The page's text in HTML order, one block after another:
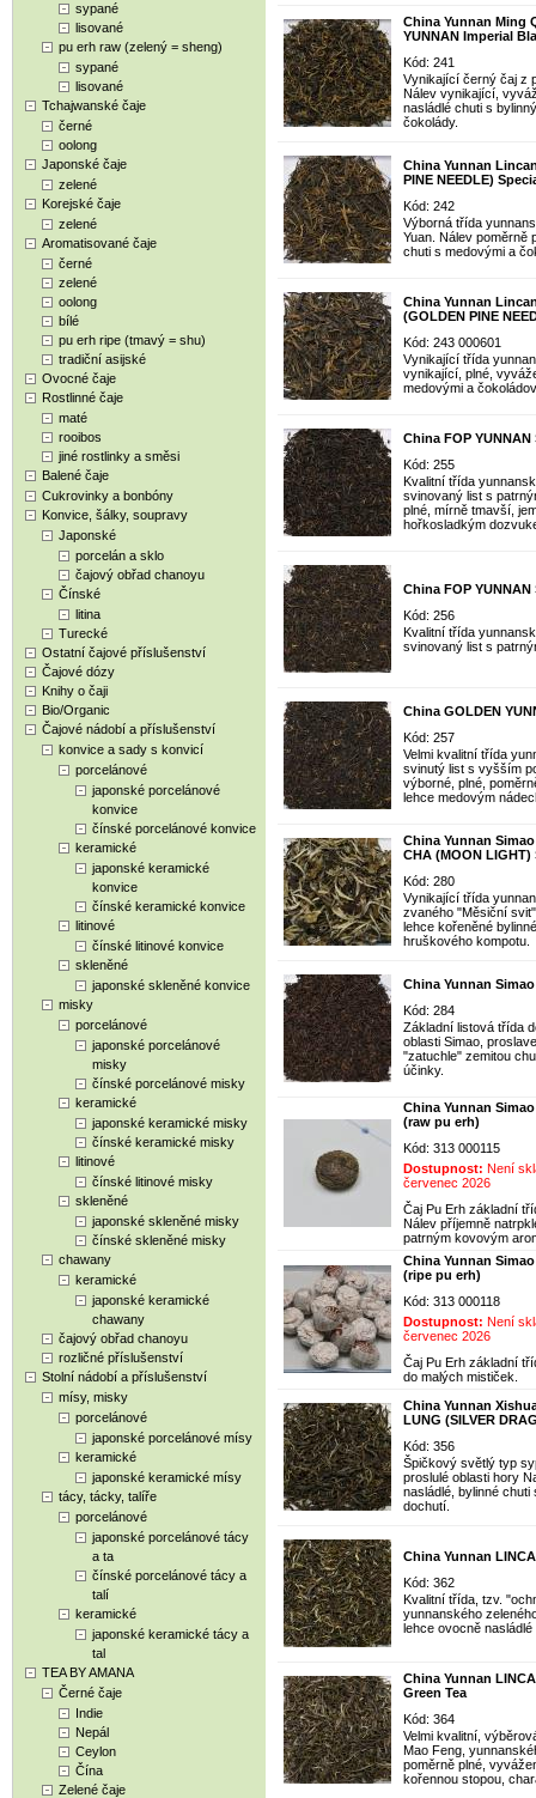
sypané
lisované
pu erh raw (zelený = sheng)
sypané
lisované
Tchajwanské čaje
černé
oolong
Japonské čaje
zelené
Korejské čaje
zelené
Aromatisované čaje
černé
zelené
oolong
bílé
pu erh ripe (tmavý = shu)
tradiční asijské
Ovocné čaje
Rostlinné čaje
maté
rooibos
jiné rostlinky a směsi
Balené čaje
Cukrovinky a bonbóny
Konvice, šálky, soupravy
Japonské
porcelán a sklo
čajový obřad chanoyu
Čínské
litina
Turecké
Ostatní čajové příslušenství
Čajové dózy
Knihy o čaji
Bio/Organic
Čajové nádobí a příslušenství
konvice a sady s konvicí
porcelánové
japonské porcelánové
konvice
čínské porcelánové konvice
keramické
japonské keramické
konvice
čínské keramické konvice
litinové
čínské litinové konvice
skleněné
japonské skleněné konvice
misky
porcelánové
japonské porcelánové
misky
čínské porcelánové misky
keramické
japonské keramické misky
čínské keramické misky
litinové
čínské litinové misky
skleněné
japonské skleněné misky
čínské skleněné misky
chawany
keramické
japonské keramické
chawany
čajový obřad chanoyu
rozličné příslušenství
Stolní nádobí a příslušenství
mísy, misky
porcelánové
japonské porcelánové mísy
keramické
japonské keramické mísy
tácy, tácky, talíře
porcelánové
japonské porcelánové tácy
a ta
čínské porcelánové tácy a
talí
keramické
japonské keramické tácy a
tal
TEA BY AMANA
Černé čaje
Indie
Nepál
Ceylon
Čína
Zelené čaje
China Yunnan Ming
YUNNAN Imperial
Kód: 241
Vynikající černý čaj z
Nálev vynikající,
nasládlé chuti s
čokolády.
China Yunnan
PINE NEEDLE)
Kód: 242
Výborná třída
Yuan. Nálev poměrně
chuti s medovými a
China Yunnan
(GOLDEN PINE
Kód: 243 000601
Vynikající třída
vynikající, plné,
medovými a
China FOP YUNNAN
Kód: 255
Kvalitní třída
svinovaný list s
plné, mírně tmavší,
hořkosladkým
China FOP YUNNAN
Kód: 256
Kvalitní třída
svinovaný list s
China GOLDEN
Kód: 257
Velmi kvalitní třída
svinutý list s vyšším
výborné, plné,
lehce medovým
China Yunnan
CHA (MOON
Kód: 280
Vynikající třída
zvaného "Měsiční
lehce kořeněné
hruškového kompotu.
China Yunnan
Kód: 284
Základní listová třída
oblasti Simao,
"zatuchle" zemitou
účinky.
China Yunnan
(raw pu erh)
Kód: 313 000115
Dostupnost: Není
červenec 2026
Čaj Pu Erh základní
Nálev příjemně
patrným kovovým
China Yunnan
(ripe pu erh)
Kód: 313 000118
Dostupnost: Není
červenec 2026
Čaj Pu Erh základní
do malých mističek.
China Yunnan
LUNG (SILVER
Kód: 356
Špičkový světlý typ
proslulé oblasti hory
nasládlé, bylinné
dochutí.
China Yunnan
Kód: 362
Kvalitní třída, tzv.
yunnanského
lehce ovocně
China Yunnan
Green Tea
Kód: 364
Velmi kvalitní,
Mao Feng,
poměrně plné,
kořennou stopou,